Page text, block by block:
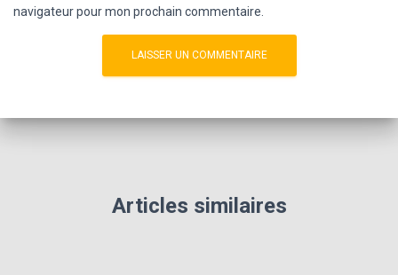
navigateur pour mon prochain commentaire.
Articles similaires